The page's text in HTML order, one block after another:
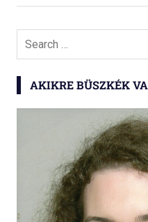
Search
AKIKRE BÜSZKÉK